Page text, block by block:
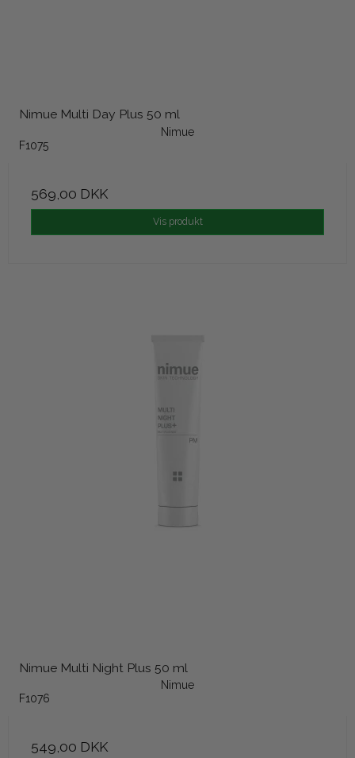
Nimue Multi Day Plus 50 ml
Nimue
F1075
569,00 DKK
Vis produkt
Nimue Multi Night Plus 50 ml
Nimue
F1076
549,00 DKK